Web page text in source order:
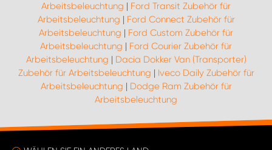
Arbeitsbeleuchtung | Ford Transit Zubehör für
Arbeitsbeleuchtung | Ford Connect Zubehör für
Arbeitsbeleuchtung | Ford Custom Zubehör für
Arbeitsbeleuchtung | Ford Courier Zubehör für
Arbeitsbeleuchtung | Dacia Dokker Van (Transporter)
Zubehör für Arbeitsbeleuchtung | Iveco Daily Zubehör für
Arbeitsbeleuchtung | Dodge Ram Zubehör für
Arbeitsbeleuchtung